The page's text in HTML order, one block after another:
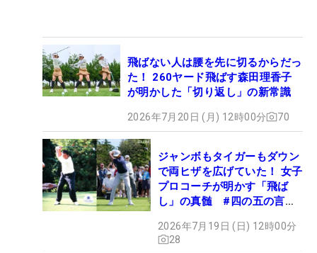
飛ばない人は腰を先に切るからだっ
た！ 260ヤード飛ばす森田理香子
が明かした「切り返し」の新常識
2026年7月20日 (月) 12時00分 70
ジャンボもタイガーもダウン
で両ヒザを広げていた！ 女子
プロコーチが明かす「飛ば
し」の真髄 #四の五の言わ
2026年7月19日 (日) 12時00分
28